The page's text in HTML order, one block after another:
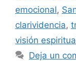
emocional,
clarividencia,
visión
Deja un